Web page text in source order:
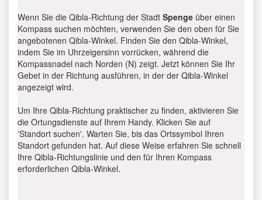
Wenn Sie die Qibla-Richtung der Stadt Spenge über einen
Kompass suchen möchten, verwenden Sie den oben für Sie
angebotenen Qibla-Winkel. Finden Sie den Qibla-Winkel,
indem Sie im Uhrzeigersinn vorrücken, während die
Kompassnadel nach Norden (N) zeigt. Jetzt können Sie Ihr
Gebet in der Richtung ausführen, in der der Qibla-Winkel
angezeigt wird.
Um Ihre Qibla-Richtung praktischer zu finden, aktivieren Sie
die Ortungsdienste auf Ihrem Handy. Klicken Sie auf
'Standort suchen'. Warten Sie, bis das Ortssymbol Ihren
Standort gefunden hat. Auf diese Weise erfahren Sie schnell
Ihre Qibla-Richtungslinie und den für Ihren Kompass
erforderlichen Qibla-Winkel.